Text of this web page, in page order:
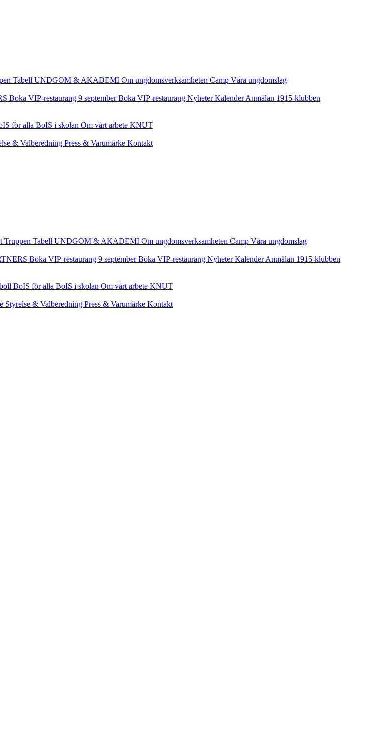
Tabell UNDGOM & AKADEMI Om ungdomsverksamheten Camp Våra ungdomslag
Boka VIP-restaurang 9 septemberBoka VIP-restaurang NyheterKalenderAnmälan 1915-klubben
för alla BoIS i skolan Om vårt arbete KNUT
& Valberedning Press & Varumärke Kontakt
Truppen Tabell UNDGOM & AKADEMI Om ungdomsverksamheten Camp Våra ungdomslag
Boka VIP-restaurang 9 septemberBoka VIP-restaurang NyheterKalenderAnmälan 1915-klubben
BoIS för alla BoIS i skolan Om vårt arbete KNUT
Styrelse & Valberedning Press & Varumärke Kontakt